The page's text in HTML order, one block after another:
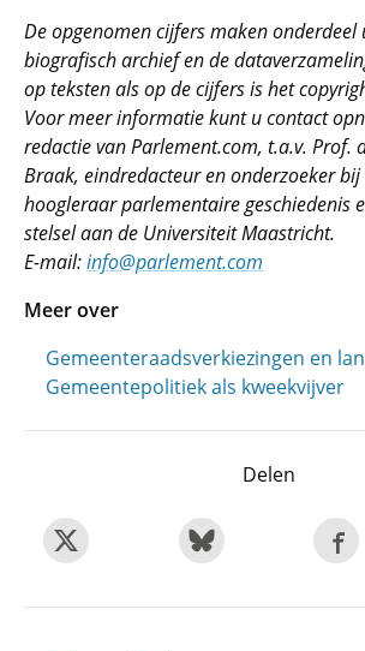
De opgenomen cijfers maken onderdeel
biografisch archief en de
op teksten als op de cijfers is het
Voor meer informatie kunt u contact
redactie van Parlement.com, t.a.v. Prof.
Braak, eindredacteur en onderzoeker bij
hoogleraar parlementaire geschiedenis
stelsel aan de Universiteit Maastricht.
E-mail:info@parlement.com
Meer over
Gemeenteraadsverkiezingen en
Gemeentepolitiek als kweekvijver
Delen